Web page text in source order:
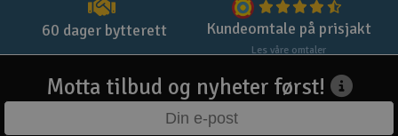
60 dager bytterett Kundeomtale på prisjakt
Les våre omtaler
Motta tilbud og nyheter først!